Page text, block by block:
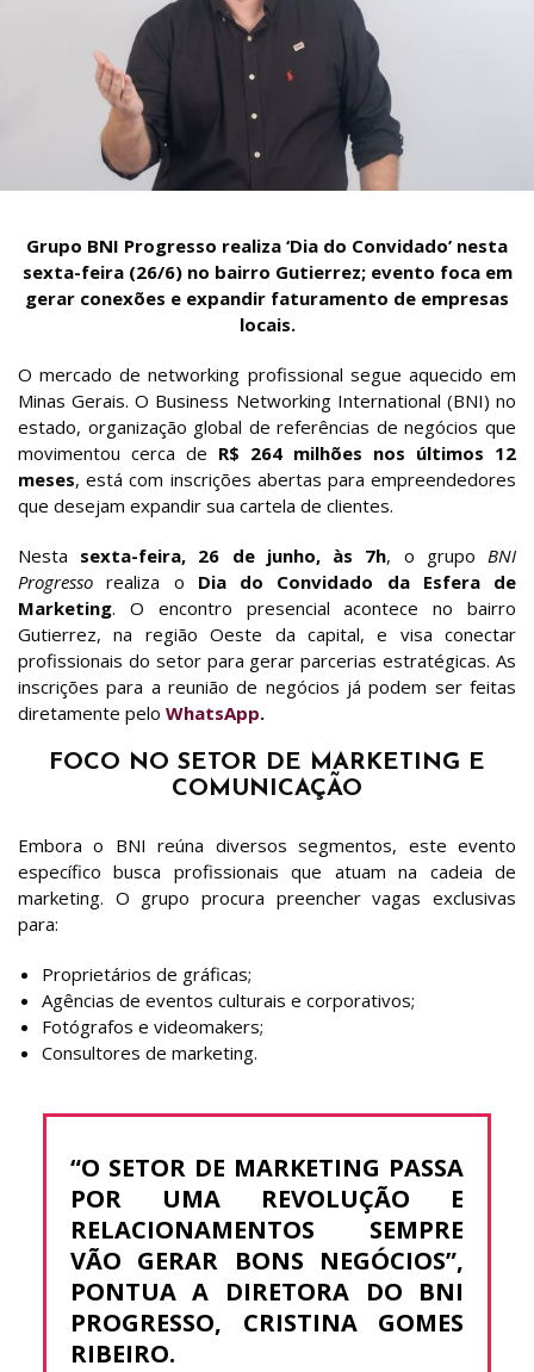
Grupo BNI Progresso realiza ‘Dia do Convidado’ nesta
sexta-feira (26/6) no bairro Gutierrez; evento foca em
gerar conexões e expandir faturamento de empresas
locais.
O mercado de networking profissional segue aquecido em
Minas Gerais. O Business Networking International (BNI) no
estado, organização global de referências de negócios que
movimentou cerca de R$ 264 milhões nos últimos 12
meses, está com inscrições abertas para empreendedores
que desejam expandir sua cartela de clientes.
Nesta sexta-feira, 26 de junho, às 7h, o grupoBNI
Progresso realiza o Dia do Convidado da Esfera de
Marketing. O encontro presencial acontece no bairro
Gutierrez, na região Oeste da capital, e visa conectar
profissionais do setor para gerar parcerias estratégicas. As
inscrições para a reunião de negócios já podem ser feitas
diretamente pelo WhatsApp.
FOCO NO SETOR DE MARKETING E
COMUNICAÇÃO
Embora o BNI reúna diversos segmentos, este evento
específico busca profissionais que atuam na cadeia de
marketing. O grupo procura preencher vagas exclusivas
para:
Proprietários de gráficas;
Agências de eventos culturais e corporativos;
Fotógrafos e videomakers;
Consultores de marketing.
“O SETOR DE MARKETING PASSA
POR UMA REVOLUÇÃO E
RELACIONAMENTOS SEMPRE
VÃO GERAR BONS NEGÓCIOS”,
PONTUA A DIRETORA DO BNI
PROGRESSO, CRISTINA GOMES
RIBEIRO.